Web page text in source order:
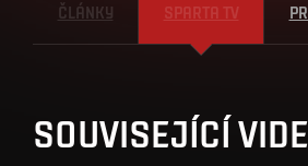
ČLÁNKY SPARTA TV
SOUVISEJÍCÍ